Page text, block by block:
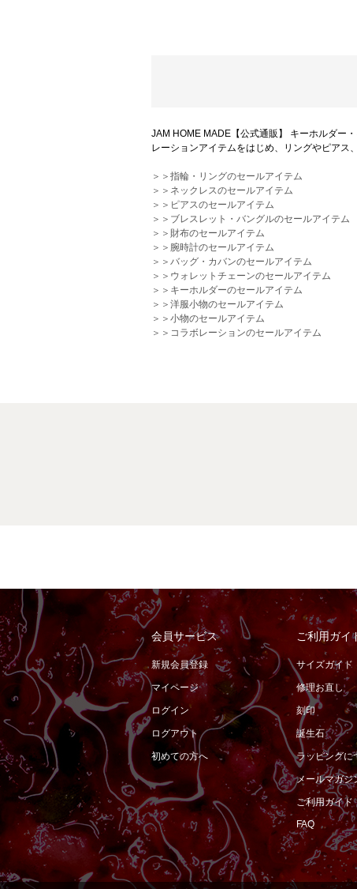
JAM HOME MADE【公式通販】 キーホルダー
レーションアイテムをはじめ、リングやピアス
＞＞指輪・リングのセールアイテム
＞＞ネックレスのセールアイテム
＞＞ピアスのセールアイテム
＞＞ブレスレット・バングルのセールアイテム
＞＞財布のセールアイテム
＞＞腕時計のセールアイテム
＞＞バッグ・カバンのセールアイテム
＞＞ウォレットチェーンのセールアイテム
＞＞キーホルダーのセールアイテム
＞＞洋服小物のセールアイテム
＞＞小物のセールアイテム
＞＞コラボレーションのセールアイテム
会員サービス
新規会員登録
マイページ
ログイン
ログアウト
初めての方へ
ご利用ガイ
サイズガイド
修理お直し
刻印
誕生石
ラッピングに
メールマガジ
ご利用ガイド
FAQ